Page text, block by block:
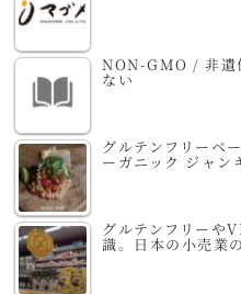
NON-GMO / 非遺
ない
グルテンフリーベ
ーガニック ジャン
グルテンフリーや
識。日本の小売業